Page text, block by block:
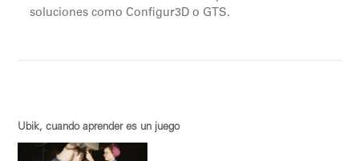
soluciones como Configur3D o GTS.
Ubik, cuando aprender es un juego